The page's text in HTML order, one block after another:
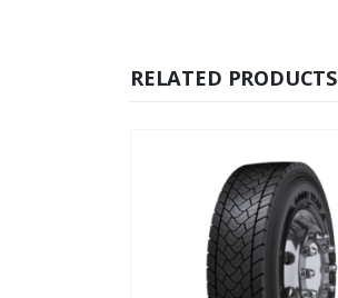
RELATED PRODUCTS